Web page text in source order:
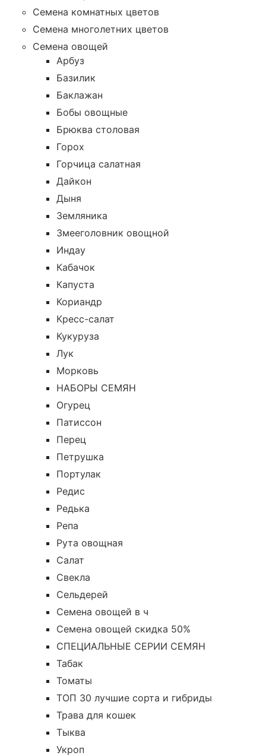
Семена комнатных цветов
Семена многолетних цветов
Семена овощей
Арбуз
Базилик
Баклажан
Бобы овощные
Брюква столовая
Горох
Горчица салатная
Дайкон
Дыня
Земляника
Змееголовник овощной
Индау
Кабачок
Капуста
Кориандр
Кресс-салат
Кукуруза
Лук
Морковь
НАБОРЫ СЕМЯН
Огурец
Патиссон
Перец
Петрушка
Портулак
Редис
Редька
Репа
Рута овощная
Салат
Свекла
Сельдерей
Семена овощей в ч
Семена овощей скидка 50%
СПЕЦИАЛЬНЫЕ СЕРИИ СЕМЯН
Табак
Томаты
ТОП 30 лучшие сорта и гибриды
Трава для кошек
Тыква
Укроп